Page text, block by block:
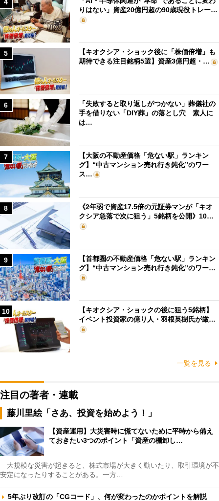
4
りはない」資産20億円超の90歳現役トレー…
5
【キオクシア・ショック後に「株価倍増」も
期待できる注目銘柄5選】資産3億円超・…
6
「失敗すると取り返しがつかない」葬儀社の
手を借りない「DIY葬」の落とし穴 素人に
は…
7
【大阪の不動産価格「危ない駅」ランキン
グ】“中古マンション売れ行き鈍化”のワー
ス…
8
《2年弱で資産17.5倍の元証券マンが「キオ
クシア急落で次に狙う」5銘柄を公開》10…
9
【首都圏の不動産価格「危ない駅」ランキン
グ】“中古マンション売れ行き鈍化”のワー…
10
【キオクシア・ショックの後に狙う5銘柄】
イベント投資家の億り人・羽根英樹氏が厳…
一覧を見る
注目の著者・連載
藤川里絵「さあ、投資を始めよう！」
【資産運用】大災害時に慌てないために平時から備え
ておきたい3つのポイント「資産の棚卸し…
大規模な災害が起きると、株式市場が大きく動いたり、取引環境が不
安定になったりすることがある。一方…
5年ぶり改訂の「CGコード」、何が変わったのかポイントを解説